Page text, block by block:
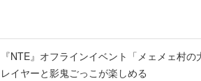
『NTE』オフラインイベント「メェメェ村
レイヤーと影鬼ごっこが楽しめる